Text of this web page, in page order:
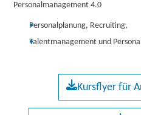
Personalmanagement 4.0
Personalplanung, Recruiting,
Talentmanagement und
Kursflyer für